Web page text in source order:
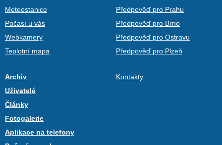
Meteostanice
Počasí u vás
Webkamery
Teplotní mapa
Předpověď pro Prahu
Předpověď pro Brno
Předpověď pro Ostravu
Předpověď pro Plzeň
Archiv
Uživatelé
Články
Fotogalerie
Aplikace na telefony
Kontakty